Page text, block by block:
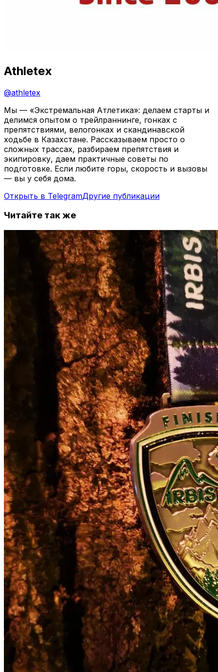
Athletex
@athletex
Мы — «Экстремальная Атлетика»: делаем старты и
делимся опытом о трейлраннинге, гонках с
препятствиями, велогонках и скандинавской
ходьбе в Казахстане. Рассказываем просто о
сложных трассах, разбираем препятствия и
экипировку, даем практичные советы по
подготовке. Если любите горы, скорость и вызовы
— вы у себя дома.
Открыть в TelegramДругие публикации
Читайте так же